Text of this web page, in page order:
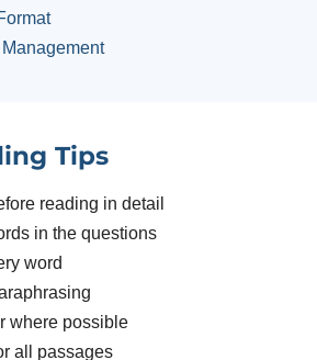
Management
Tips
reading in detail
in the questions
word
where possible
all passages